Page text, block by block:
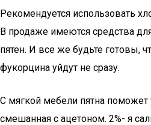
Рекомендуется использовать
В продаже имеются средства
пятен. И все же будьте готовы,
фукорцина уйдут не сразу.
С мягкой мебели пятна поможет
смешанная с ацетоном. 2%- я